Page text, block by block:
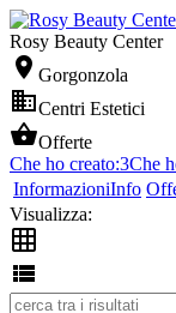
Rosy Beauty Center
 Gorgonzola
Centri Estetici
Offerte
Che ho creato:3Che
InformazioniInfo
Visualizza:

